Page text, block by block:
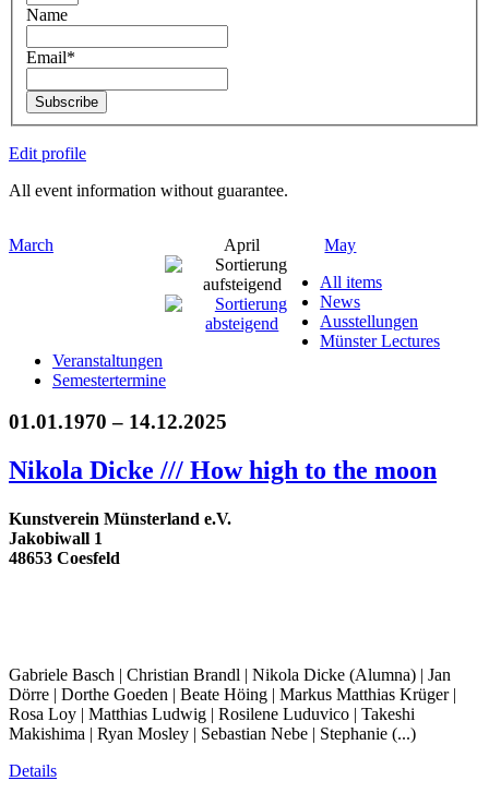
Name
Email*
Subscribe
Edit profile
All event information without guarantee.
March April
May
All items
News
Ausstellungen
Münster Lectures
Veranstaltungen
Semestertermine
01.01.1970 – 14.12.2025
Nikola Dicke /// How high to the moon
Kunstverein Münsterland e.V.
Jakobiwall 1
48653 Coesfeld
Gabriele Basch | Christian Brandl | Nikola Dicke (Alumna) | Jan
Dörre | Dorthe Goeden | Beate Höing | Markus Matthias Krüger |
Rosa Loy | Matthias Ludwig | Rosilene Luduvico | Takeshi
Makishima | Ryan Mosley | Sebastian Nebe | Stephanie (...)
Details